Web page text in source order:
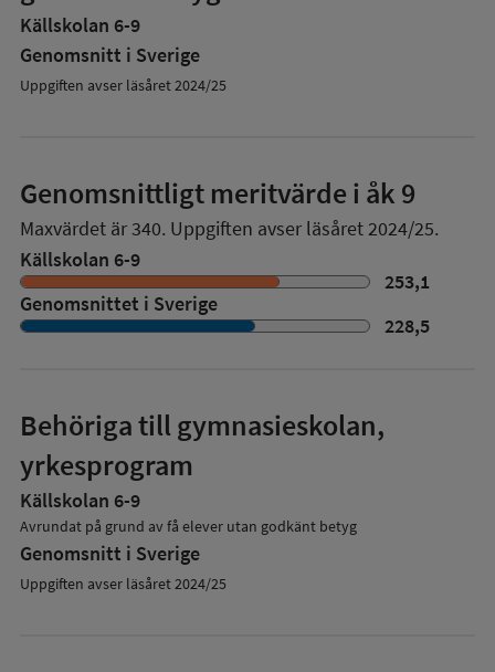
Källskolan 6-9
Genomsnitt i Sverige
Uppgiften avser läsåret 2024/25
Genomsnittligt meritvärde i åk 9
Maxvärdet är 340. Uppgiften avser läsåret 2024/25.
Källskolan 6-9
253,1
Genomsnittet i Sverige
228,5
Behöriga till gymnasieskolan,
yrkesprogram
Källskolan 6-9
Avrundat på grund av få elever utan godkänt betyg
Genomsnitt i Sverige
Uppgiften avser läsåret 2024/25